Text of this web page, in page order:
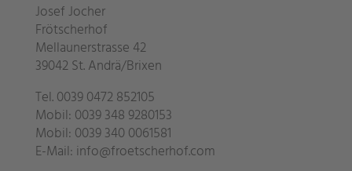
Josef Jocher
Frötscherhof
Mellaunerstrasse 42
39042 St. Andrä/Brixen
Tel. 0039 0472 852105
Mobil: 0039 348 9280153
Mobil: 0039 340 0061581
E-Mail: info@froetscherhof.com